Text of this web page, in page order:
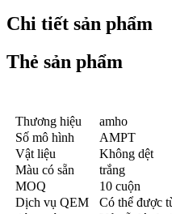
Chi tiết sản phẩm
Thẻ sản phẩm
Thương hiệu
amho
Số mô hình
AMPT
Vật liệu
Không dệt
Màu có sẵn
trắng
MOQ
10 cuộn
Dịch vụ QEM
Có thể được